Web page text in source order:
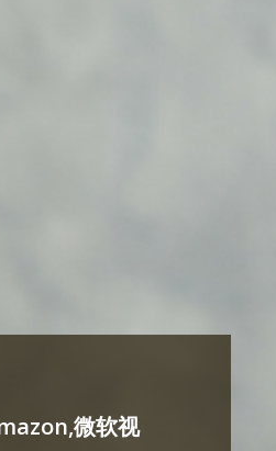
微软视